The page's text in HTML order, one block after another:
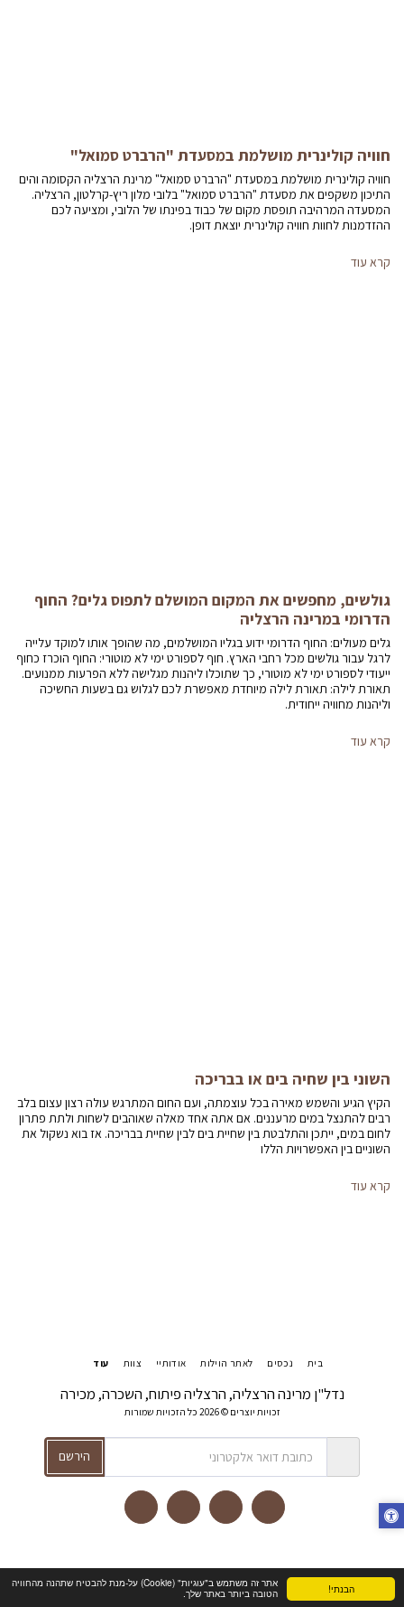
הבנתי!
אתר זה משתמש ב"עוגיות" (Cookie) על-מנת להבטיח שתהנה מהחוויה
הטובה ביותר באתר שלך.
חוויה קולינרית מושלמת במסעדת "הרברט סמואל"
חוויה קולינרית מושלמת במסעדת "הרברט סמואל" מרינת הרצליה הקסומה והים
התיכון משקפים את מסעדת "הרברט סמואל" בלובי מלון ריץ-קרלטון, הרצליה.
המסעדה המרהיבה תופסת מקום של כבוד בפינתו של הלובי, ומציעה לכם
ההזדמנות לחוות חוויה קולינרית יוצאת דופן.
קרא עוד
גולשים, מחפשים את המקום המושלם לתפוס גלים? החוף
הדרומי במרינה הרצליה
גלים מעולים: החוף הדרומי ידוע בגליו המושלמים, מה שהופך אותו למוקד עלייה
לרגל עבור גולשים מכל רחבי הארץ. חוף לספורט ימי לא מוטורי: החוף הוכרז כחוף
ייעודי לספורט ימי לא מוטורי, כך שתוכלו ליהנות מגלישה ללא הפרעות ממנועים.
תאורת לילה: תאורת לילה מיוחדת מאפשרת לכם לגלוש גם בשעות החשיכה
וליהנות מחוויה ייחודית.
קרא עוד
השוני בין שחיה בים או בבריכה
הקיץ הגיע והשמש מאירה בכל עוצמתה, ועם החום המתרגש עולה רצון עצום בלב
רבים להתנצל במים מרעננים. אם אתה אחד מאלה שאוהבים לשחות ולתת פתרון
לחום במים, ייתכן והתלבטת בין שחיית בים לבין שחיית בבריכה. אז בוא נשקול את
השוניים בין האפשרויות הללו
קרא עוד
נדל"ן מרינה הרצליה, הרצליה פיתוח, השכרה, מכירה
זכויות יוצרים © 2026 כל הזכויות שמורות
בית נכסים לאתר הוילות אודותיי צוות עוד
הירשם